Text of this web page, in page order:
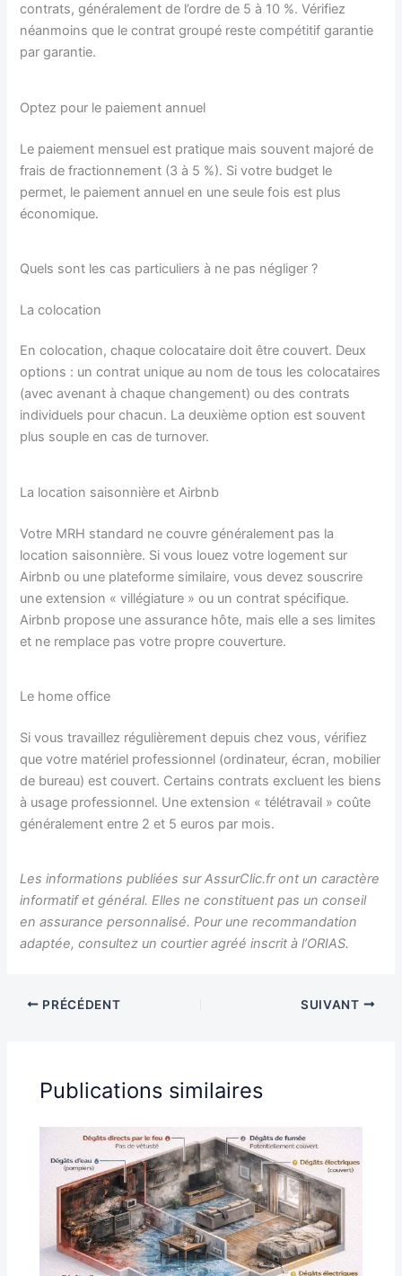
contrats, généralement de l’ordre de 5 à 10 %. Vérifiez
néanmoins que le contrat groupé reste compétitif garantie
par garantie.
Optez pour le paiement annuel
Le paiement mensuel est pratique mais souvent majoré de
frais de fractionnement (3 à 5 %). Si votre budget le
permet, le paiement annuel en une seule fois est plus
économique.
Quels sont les cas particuliers à ne pas négliger ?
La colocation
En colocation, chaque colocataire doit être couvert. Deux
options : un contrat unique au nom de tous les colocataires
(avec avenant à chaque changement) ou des contrats
individuels pour chacun. La deuxième option est souvent
plus souple en cas de turnover.
La location saisonnière et Airbnb
Votre MRH standard ne couvre généralement pas la
location saisonnière. Si vous louez votre logement sur
Airbnb ou une plateforme similaire, vous devez souscrire
une extension « villégiature » ou un contrat spécifique.
Airbnb propose une assurance hôte, mais elle a ses limites
et ne remplace pas votre propre couverture.
Le home office
Si vous travaillez régulièrement depuis chez vous, vérifiez
que votre matériel professionnel (ordinateur, écran, mobilier
de bureau) est couvert. Certains contrats excluent les biens
à usage professionnel. Une extension « télétravail » coûte
généralement entre 2 et 5 euros par mois.
Les informations publiées sur AssurClic.fr ont un caractère
informatif et général. Elles ne constituent pas un conseil
en assurance personnalisé. Pour une recommandation
adaptée, consultez un courtier agréé inscrit à l’ORIAS.
PRÉCÉDENT SUIVANT
Publications similaires